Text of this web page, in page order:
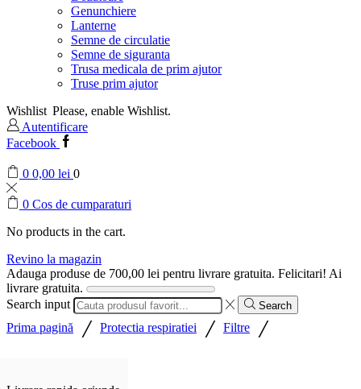
Genunchiere
Lanterne
Semne de circulatie
Semne de siguranta
Trusa medicala de prim ajutor
Truse prim ajutor
Wishlist Please, enable Wishlist.
Autentificare
Facebook
0 0,00 lei 0
0 Cos de cumparaturi
No products in the cart.
Revino la magazin
Adauga produse de 700,00 lei pentru livrare gratuita. Felicitari! Ai
livrare gratuita.
Search input
Search
Prima pagină / Protectia respiratiei / Filtre /